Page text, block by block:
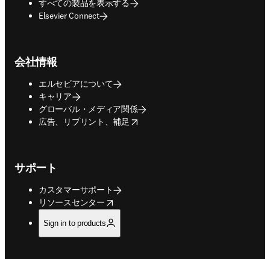
すべての製品を表示する
Elsevier Connect
会社情報
エルセビアについて
キャリア
グローバル・メディア関係
広告、リプリント、補足
opens in new tab/window
サポート
カスタマーサポート
リソースセンター
opens in new tab/window
Sign in to products